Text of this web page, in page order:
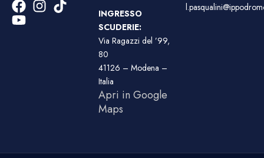
INGRESSO
SCUDERIE:
Via Ragazzi del ’99,
80
41126 – Modena –
Italia
Apri in Google
Maps